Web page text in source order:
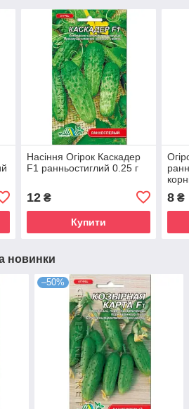
Насіння Огірок Каскадер
F1 ранньостиглий 0.25 г
12₴
Купити
8 ₴
новинки
–50%